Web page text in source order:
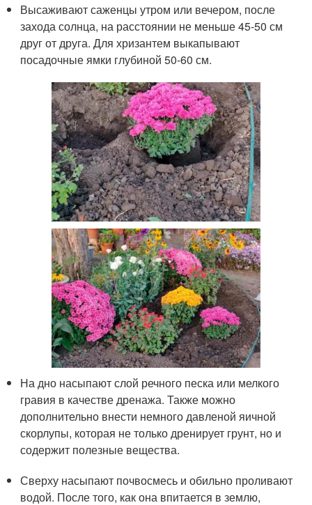
Высаживают саженцы утром или вечером, после
захода солнца, на расстоянии не меньше 45-50 см
друг от друга. Для хризантем выкапывают
посадочные ямки глубиной 50-60 см.
На дно насыпают слой речного песка или мелкого
гравия в качестве дренажа. Также можно
дополнительно внести немного давленой яичной
скорлупы, которая не только дренирует грунт, но и
содержит полезные вещества.
Сверху насыпают почвосмесь и обильно проливают
водой. После того, как она впитается в землю,